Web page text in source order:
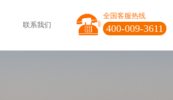
全国客服热线
400-009-3611
联系我们